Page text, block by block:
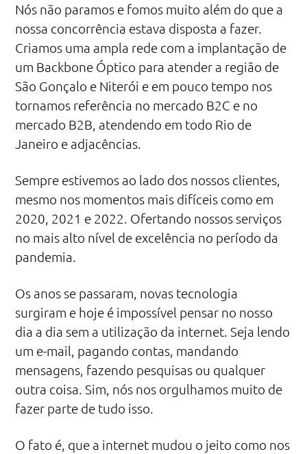
Nós não paramos e fomos muito além do que a
nossa concorrência estava disposta a fazer.
Criamos uma ampla rede com a implantação de
um Backbone Óptico para atender a região de
São Gonçalo e Niterói e em pouco tempo nos
tornamos referência no mercado B2C e no
mercado B2B, atendendo em todo Rio de
Janeiro e adjacências.
Sempre estivemos ao lado dos nossos clientes,
mesmo nos momentos mais difíceis como em
2020, 2021 e 2022. Ofertando nossos serviços
no mais alto nível de excelência no período da
pandemia.
Os anos se passaram, novas tecnologia
surgiram e hoje é impossível pensar no nosso
dia a dia sem a utilização da internet. Seja lendo
um e-mail, pagando contas, mandando
mensagens, fazendo pesquisas ou qualquer
outra coisa. Sim, nós nos orgulhamos muito de
fazer parte de tudo isso.
O fato é, que a internet mudou o jeito como nos